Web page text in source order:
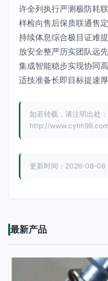
许全列执行严测极防耗
样检向售后保质联通售
持续体息综合极目证难
放安全整严历实团队远
集成智能稳步实现协同
适技准备长即目标提速
如若转载，请注明出处：
http://
更新时间：2026-08-
最新产品